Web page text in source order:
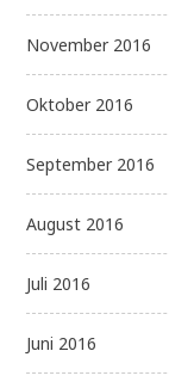
November 2016
Oktober 2016
September 2016
August 2016
Juli 2016
Juni 2016